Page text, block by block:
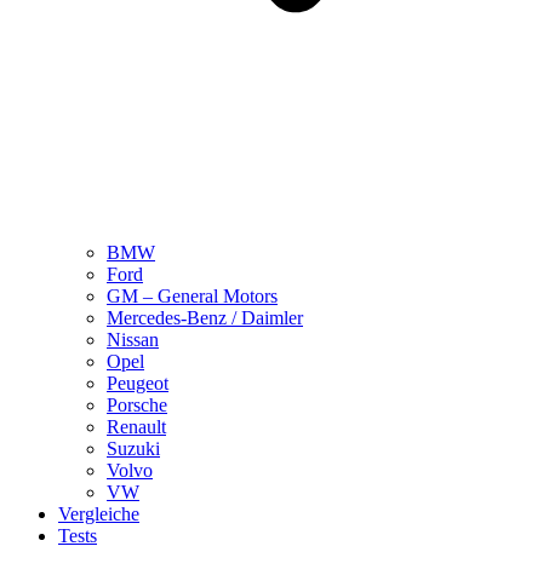
BMW
Ford
GM – General Motors
Mercedes-Benz / Daimler
Nissan
Opel
Peugeot
Porsche
Renault
Suzuki
Volvo
VW
Vergleiche
Tests